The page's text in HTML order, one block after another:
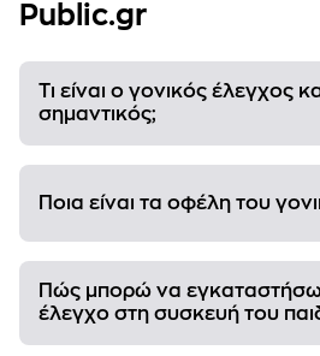
Public.gr
Τι είναι ο γονικός έλεγχος
σημαντικός;
Ποια είναι τα οφέλη του
Πώς μπορώ να εγκαταστήσω
έλεγχο στη συσκευή του